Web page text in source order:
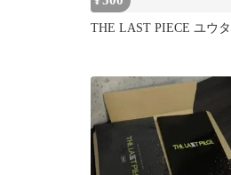
THE LAST PIECE ユウタ